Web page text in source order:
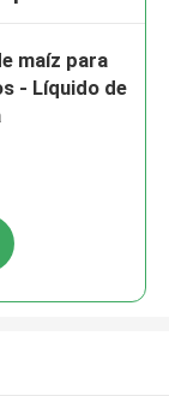
maíz para
- Líquido de